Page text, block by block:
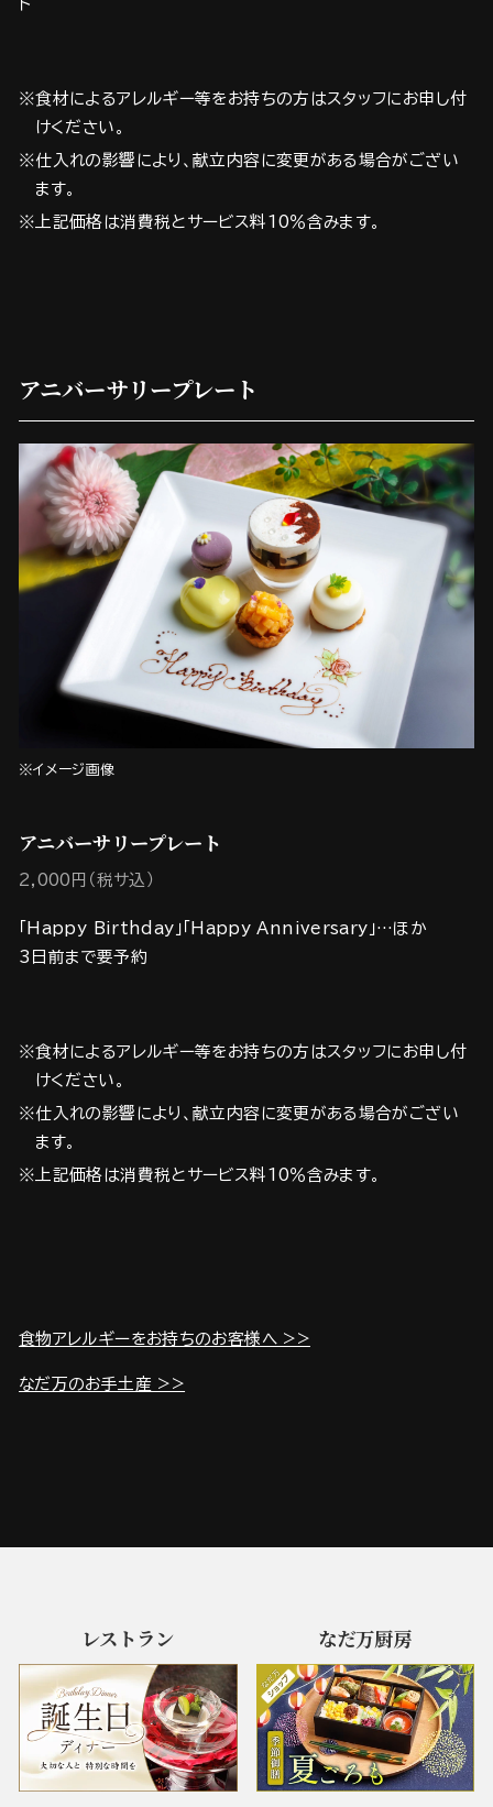
ト
※食材によるアレルギー等をお持ちの方はスタッフにお申し付
けください。
※仕入れの影響により、献立内容に変更がある場合がござい
ます。
※上記価格は消費税とサービス料10％含みます。
アニバーサリープレート
※イメージ画像
アニバーサリープレート
2,000円（税サ込）
「Happy Birthday」「Happy Anniversary」…ほか
3日前まで要予約
※食材によるアレルギー等をお持ちの方はスタッフにお申し付
けください。
※仕入れの影響により、献立内容に変更がある場合がござい
ます。
※上記価格は消費税とサービス料10％含みます。
食物アレルギーをお持ちのお客様へ >>
なだ万のお手土産 >>
レストラン なだ万厨房